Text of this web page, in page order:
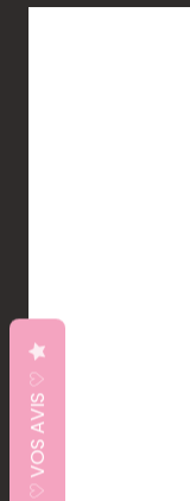
♡ VOS AVIS ♡